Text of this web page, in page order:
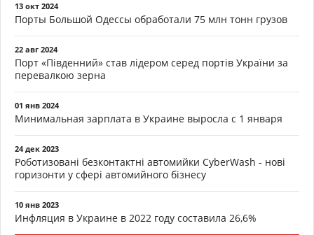
13 окт 2024
Порты Большой Одессы обработали 75 млн тонн грузов
22 авг 2024
Порт «Південний» став лідером серед портів України за
перевалкою зерна
01 янв 2024
Минимальная зарплата в Украине выросла с 1 января
24 дек 2023
Роботизовані безконтактні автомийки CyberWash - нові
горизонти у сфері автомийного бізнесу
10 янв 2023
Инфляция в Украине в 2022 году составила 26,6%